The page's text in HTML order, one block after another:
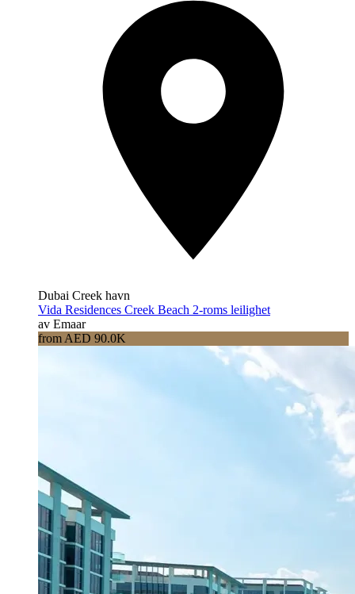
Dubai Creek havn
Vida Residences Creek Beach 2-roms leilighet
av Emaar
from AED 90.0K